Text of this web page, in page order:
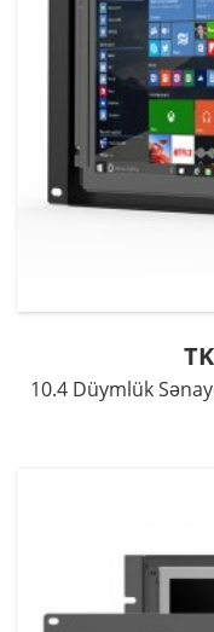
10.4 Düymlük